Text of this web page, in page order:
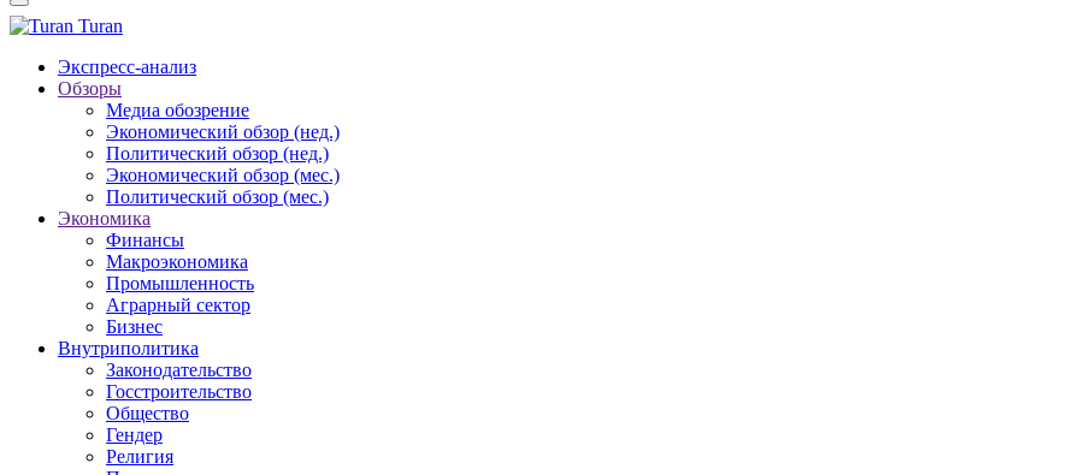
Turan
Экспресс-анализ
Обзоры
Медиа обозрение
Экономический обзор (нед.)
Политический обзор (нед.)
Экономический обзор (мес.)
Политический обзор (мес.)
Экономика
Финансы
Макроэкономика
Промышленность
Аграрный сектор
Бизнес
Внутриполитика
Законодательство
Госстроительство
Общество
Гендер
Религия